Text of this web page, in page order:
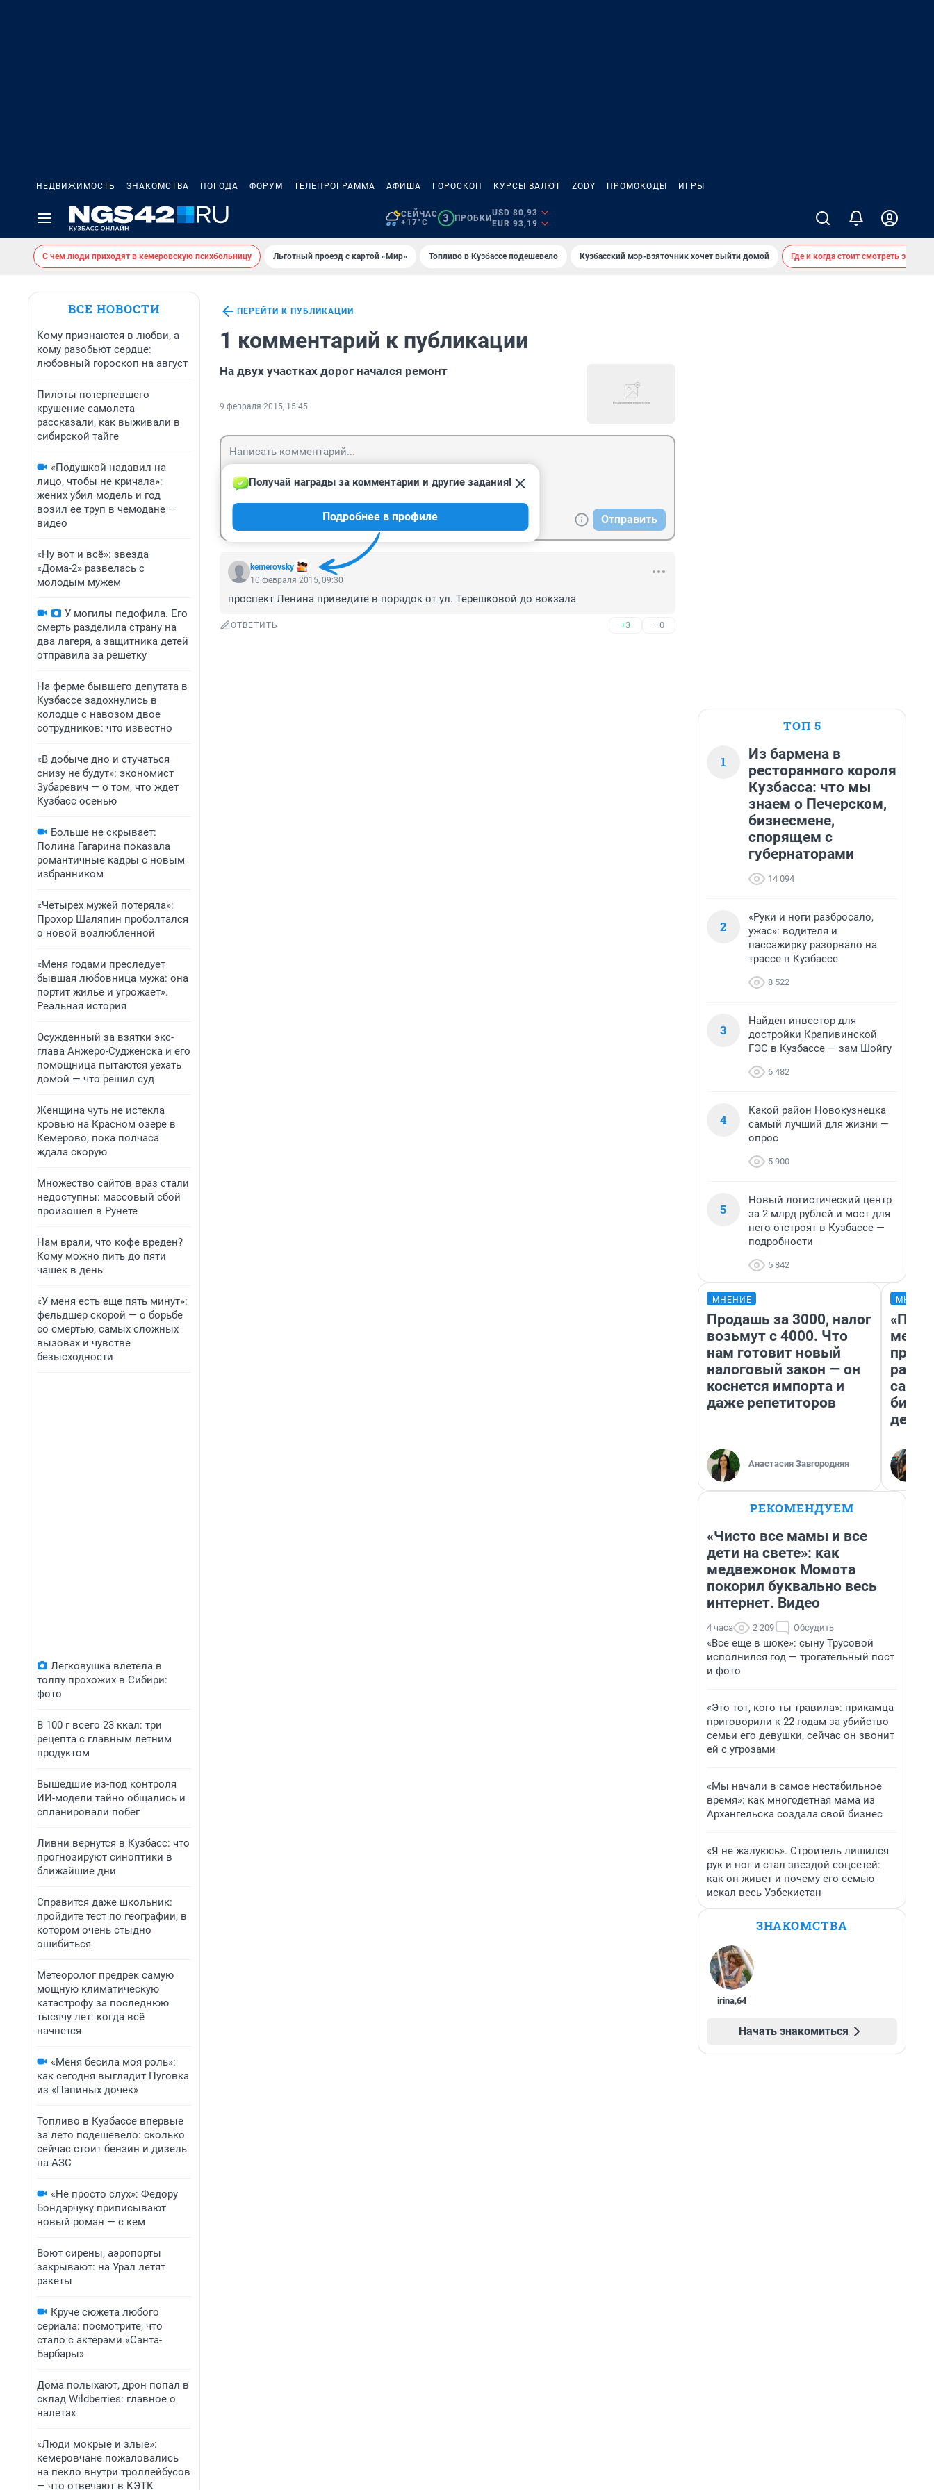
НЕДВИЖИМОСТЬ ЗНАКОМСТВА ПОГОДА ФОРУМ ТЕЛЕПРОГРАММА АФИША ГОРОСКОП КУРСЫ ВАЛЮТ ZODY ПРОМОКОДЫ ИГРЫ
СЕЙЧАС
+17°C
3 ПРОБКИ
USD 80,93
EUR 93,19
С чем люди приходят в кемеровскую психбольницу Льготный проезд с картой «Мир» Топливо в Кузбассе подешевело Кузбасский мэр-взяточник хочет выйти домой Где и когда стоит смотреть
ВСЕ НОВОСТИ
Кому признаются в любви, а
кому разобьют сердце:
любовный гороскоп на август
Пилоты потерпевшего
крушение самолета
рассказали, как выживали в
сибирской тайге
«Подушкой надавил на
лицо, чтобы не кричала»:
жених убил модель и год
возил ее труп в чемодане —
видео
«Ну вот и всё»: звезда
«Дома-2» развелась с
молодым мужем
У могилы педофила. Его
смерть разделила страну на
два лагеря, а защитника детей
отправила за решетку
На ферме бывшего депутата в
Кузбассе задохнулись в
колодце с навозом двое
сотрудников: что известно
«В добыче дно и стучаться
снизу не будут»: экономист
Зубаревич — о том, что ждет
Кузбасс осенью
Больше не скрывает:
Полина Гагарина показала
романтичные кадры с новым
избранником
«Четырех мужей потеряла»:
Прохор Шаляпин проболтался
о новой возлюбленной
«Меня годами преследует
бывшая любовница мужа: она
портит жилье и угрожает».
Реальная история
Осужденный за взятки экс-
глава Анжеро-Судженска и его
помощница пытаются уехать
домой — что решил суд
Женщина чуть не истекла
кровью на Красном озере в
Кемерово, пока полчаса
ждала скорую
Множество сайтов враз стали
недоступны: массовый сбой
произошел в Рунете
Нам врали, что кофе вреден?
Кому можно пить до пяти
чашек в день
«У меня есть еще пять минут»:
фельдшер скорой — о борьбе
со смертью, самых сложных
вызовах и чувстве
безысходности
Легковушка влетела в
толпу прохожих в Сибири:
фото
В 100 г всего 23 ккал: три
рецепта с главным летним
продуктом
Вышедшие из-под контроля
ИИ-модели тайно общались и
спланировали побег
Ливни вернутся в Кузбасс: что
прогнозируют синоптики в
ближайшие дни
Справится даже школьник:
пройдите тест по географии, в
котором очень стыдно
ошибиться
Метеоролог предрек самую
мощную климатическую
катастрофу за последнюю
тысячу лет: когда всё
начнется
«Меня бесила моя роль»:
как сегодня выглядит Пуговка
из «Папиных дочек»
Топливо в Кузбассе впервые
за лето подешевело: сколько
сейчас стоит бензин и дизель
на АЗС
«Не просто слух»: Федору
Бондарчуку приписывают
новый роман — с кем
Воют сирены, аэропорты
закрывают: на Урал летят
ракеты
Круче сюжета любого
сериала: посмотрите, что
стало с актерами «Санта-
Барбары»
Дома полыхают, дрон попал в
склад Wildberries: главное о
налетах
«Люди мокрые и злые»:
кемеровчане пожаловались
на пекло внутри троллейбусов
— что отвечают в КЭТК
ПЕРЕЙТИ К ПУБЛИКАЦИИ
1 комментарий к публикации
На двух участках дорог начался ремонт
9 февраля 2015, 15:45
Отправить
kemerovsky
Получай награды за комментарии и другие задания!
Подробнее в профиле
10 февраля 2015, 09:30
проспект Ленина приведите в порядок от ул. Терешковой до вокзала
ОТВЕТИТЬ +3 –0
ТОП 5
1
Из бармена в
ресторанного короля
Кузбасса: что мы
знаем о Печерском,
бизнесмене,
спорящем с
губернаторами
14 094
2
«Руки и ноги разбросало,
ужас»: водителя и
пассажирку разорвало на
трассе в Кузбассе
8 522
3
Найден инвестор для
достройки Крапивинской
ГЭС в Кузбассе — зам Шойгу
6 482
4
Какой район Новокузнецка
самый лучший для жизни —
опрос
5 900
5
Новый логистический центр
за 2 млрд рублей и мост для
него отстроят в Кузбассе —
подробности
5 842
МНЕНИЕ
Продашь за 3000, налог
возьмут с 4000. Что
нам готовит новый
налоговый закон — он
коснется импорта и
даже репетиторов
Анастасия Завгородняя
РЕКОМЕНДУЕМ
«Чисто все мамы и все
дети на свете»: как
медвежонок Момота
покорил буквально весь
интернет. Видео
4 часа 2 209 Обсудить
«Все еще в шоке»: сыну Трусовой
исполнился год — трогательный пост
и фото
«Это тот, кого ты травила»: прикамца
приговорили к 22 годам за убийство
семьи его девушки, сейчас он звонит
ей с угрозами
«Мы начали в самое нестабильное
время»: как многодетная мама из
Архангельска создала свой бизнес
«Я не жалуюсь». Строитель лишился
рук и ног и стал звездой соцсетей:
как он живет и почему его семью
искал весь Узбекистан
ЗНАКОМСТВА
irina,64
Начать знакомиться